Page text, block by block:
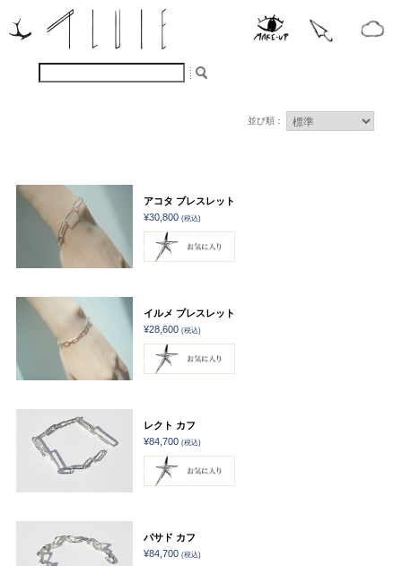
並び順：
アコタ ブレスレット
¥30,800 (税込)
イルメ ブレスレット
¥28,600 (税込)
レクト カフ
¥84,700 (税込)
パサド カフ
¥84,700 (税込)